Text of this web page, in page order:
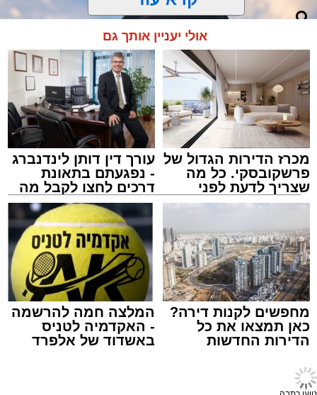
האירוע הענק התקיים כאמור ע"י 'המרכז למורשת'
ובשיתוף רשת ישיבות בין הזמנים 'חזון עובדיה'
מבית הרשות העירונית 'מהות' במסגרתה פועלות
עשרות נקודות של ישיבות בין הזמנים ברחבי העיר
שבהם לומדים מאות בחורי ישיבות במהלך
חופשת הקיץ.
במופע ששולב עם מלווה מלכה מוזיקלי הופיעו על
במה אחת אמן הרגש בנצי שטיין, הקומזיצר והיוצר
יצחק בן ארזה והזמר החסידי שמוליק קליין בליווי
תזמורת מורחבת בניצוחו של מאסטרו דני אבידני.
צילום: א' מיכאלי
מערכת האתר / 00:41 09.08.26
תגים:
קרא עוד
אולי יעניין אותך גם
מכרז הדירות הגדול של
פרשקובסקי. כל מה
שמגישים הצעה לדירה
באשדוד
עורך דין דותן לינדנברג
- נפגעתם בתאונת
דרכים לחצו לקבל מה
שמגיע לכם
מחפשים לקנות דירה?
הדירות החדשות
למכירה באשדוד >>>
המלצה חמה להרשמה